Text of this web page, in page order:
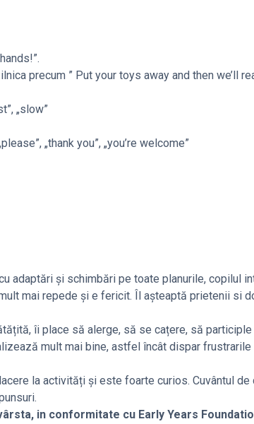
precum ” Put your toys away and then we’ll
„slow”
„thank you”, „you’re welcome”
adaptări și schimbări pe toate planurile, copilul
mai repede și e fericit. Îl așteaptă prietenii si
îi place să alerge, să se cațere, să participle
mult mai bine, astfel încât dispar frustrarile
la activități și este foarte curios. Cuvântul de
in conformitate cu Early Years